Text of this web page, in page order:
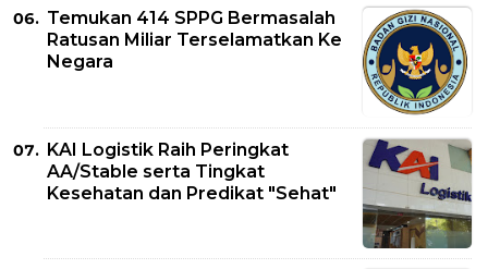
Temukan 414 SPPG Bermasalah
Ratusan Miliar Terselamatkan Ke
Negara
KAI Logistik Raih Peringkat
AA/Stable serta Tingkat
Kesehatan dan Predikat "Sehat"